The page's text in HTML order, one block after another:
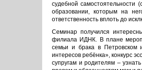
судебной
образовании, которым на
ответственность вплоть до
Семинар получился
филиала ИДНК. В плане
семьи и брака в Петровском
интересов ребёнка», конкурс
супругам и родителям –